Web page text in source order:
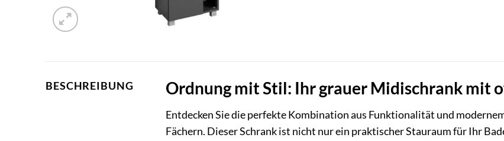
BESCHREIBUNG Ordnung mit Stil: Ihr grauer Midischrank mit
Entdecken Sie die perfekte Kombination aus Funktionalität und
Fächern. Dieser Schrank ist nicht nur ein praktischer Stauraum für Ihr